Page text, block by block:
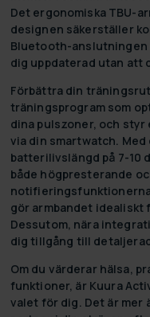
Det ergonomiska TBU-
designen säkerställer
Bluetooth-
dig uppdaterad utan att
Förbättra din
träningsprogram som
dina pulszoner, och
via din smartwatch.
batterilivslängd på 7-10
både högpresterande
gör armbandet idealiskt
Dessutom, nära
dig tillgång till
Om du värderar hälsa,
funktioner, är Kuura
valet för dig. Det är mer